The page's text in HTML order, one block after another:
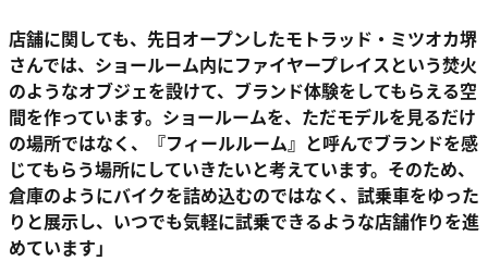
店舗に関しても、先日オープンしたモトラッド・ミツオカ堺
さんでは、ショールーム内にファイヤープレイスという焚火
のようなオブジェを設けて、ブランド体験をしてもらえる空
間を作っています。ショールームを、ただモデルを見るだけ
の場所ではなく、『フィールルーム』と呼んでブランドを感
じてもらう場所にしていきたいと考えています。そのため、
倉庫のようにバイクを詰め込むのではなく、試乗車をゆった
りと展示し、いつでも気軽に試乗できるような店舗作りを進
めています」